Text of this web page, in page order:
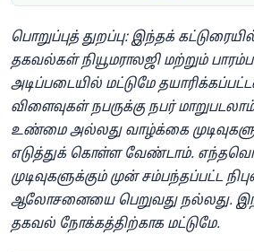
பொறுப்புத் துறப்பு: இந்தக்
தகவல்கள் நியூமராலஜி மற்றும்
அடிப்படையில் மட்டுமே
விளைவுகள் நபருக்கு நபர்
உண்மை அல்லது வாழ்க்கை
எடுத்துக் கொள்ள வேண்டாம்.
முடிவுகளுக்கும் முன் சம்பந்தப்பட்ட
ஆலோசனையை பெறுவது நல்லது.
தகவல் நோக்கத்திற்காக மட்டுமே.